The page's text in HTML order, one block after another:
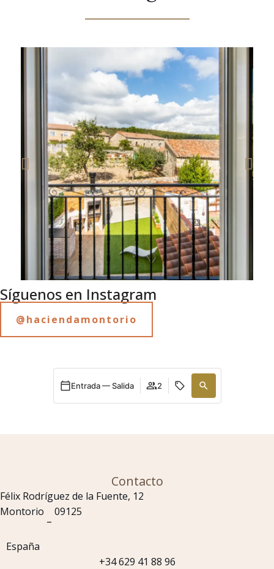
Síguenos en Instagram
@haciendamontorio
Entrada — Salida 2
Contacto
Félix Rodríguez de la Fuente, 12
Montorio
–
09125
España
+34 629 41 88 96